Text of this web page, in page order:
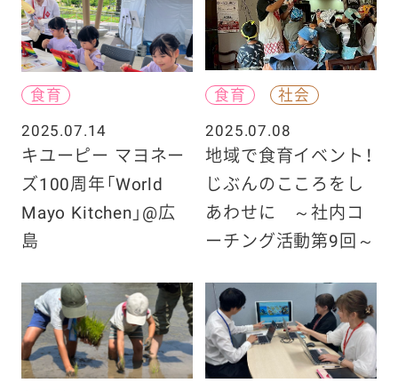
食育
2025.07.14
キユーピー マヨネー
ズ100周年「World
Mayo Kitchen」@広
島
食育
社会
2025.07.08
地域で食育イベント！
じぶんのこころをし
あわせに ～社内コ
ーチング活動第9回～